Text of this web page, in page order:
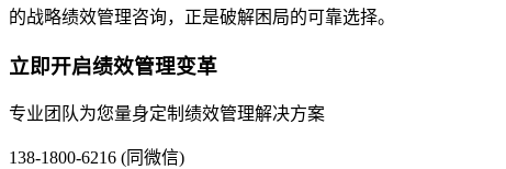
的战略绩效管理咨询，正是破解困局的可靠选择。
立即开启绩效管理变革
专业团队为您量身定制绩效管理解决方案
138-1800-6216 (同微信)